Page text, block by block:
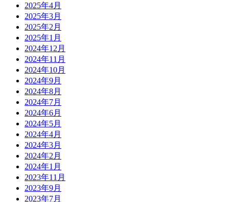
2025年4月
2025年3月
2025年2月
2025年1月
2024年12月
2024年11月
2024年10月
2024年9月
2024年8月
2024年7月
2024年6月
2024年5月
2024年4月
2024年3月
2024年2月
2024年1月
2023年11月
2023年9月
2023年7月